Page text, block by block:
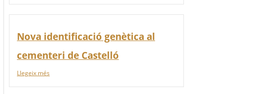
Nova identificació genètica al
cementeri de Castelló
Llegeix més